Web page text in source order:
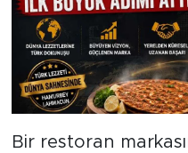
Bir restoran